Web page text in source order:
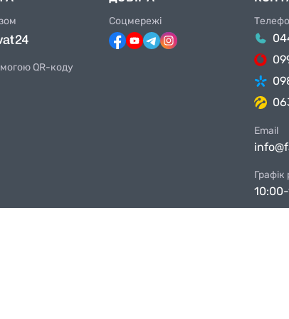
QR-коду
Соцмережі
Email